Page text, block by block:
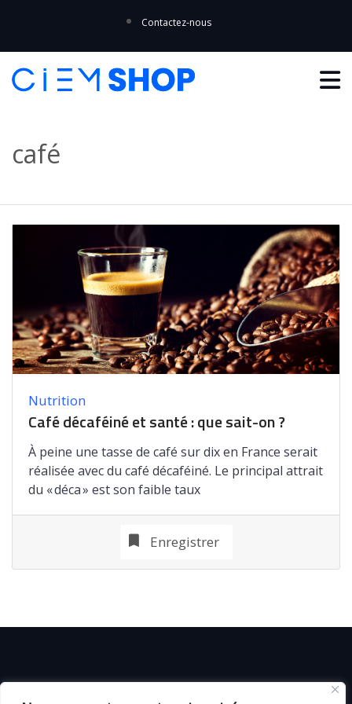
Contactez-nous
café
Nutrition
Café décaféiné et santé : que sait-on ?
À peine une tasse de café sur dix en France serait
réalisée avec du café décaféiné. Le principal attrait
du « déca » est son faible taux
Enregistrer